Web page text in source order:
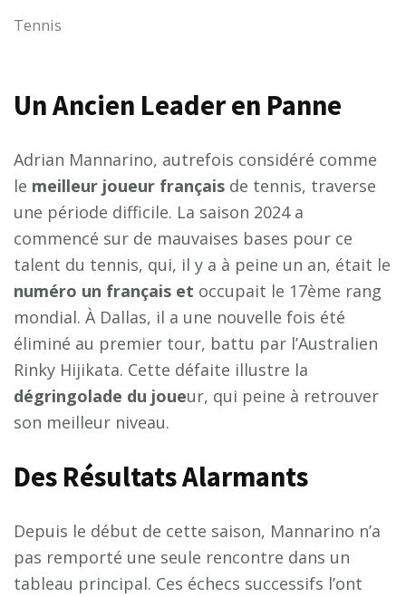
Tennis
Un Ancien Leader en Panne
Adrian Mannarino, autrefois considéré comme
le meilleur joueur français de tennis, traverse
une période difficile. La saison 2024 a
commencé sur de mauvaises bases pour ce
talent du tennis, qui, il y a à peine un an, était le
numéro un français et occupait le 17ème rang
mondial. À Dallas, il a une nouvelle fois été
éliminé au premier tour, battu par l’Australien
Rinky Hijikata. Cette défaite illustre la
dégringolade du joueur, qui peine à retrouver
son meilleur niveau.
Des Résultats Alarmants
Depuis le début de cette saison, Mannarino n’a
pas remporté une seule rencontre dans un
tableau principal. Ces échecs successifs l’ont